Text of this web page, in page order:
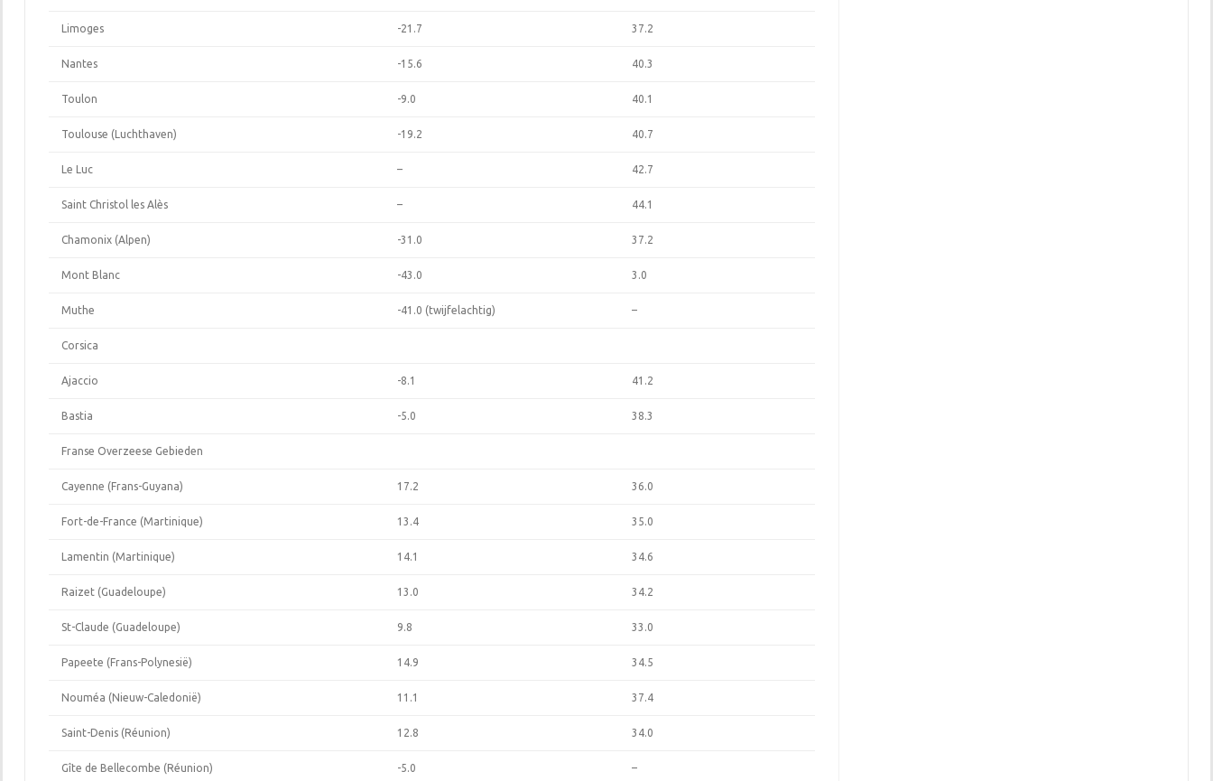
Limoges -21.7 37.2
Nantes -15.6 40.3
Toulon -9.0 40.1
Toulouse (Luchthaven) -19.2 40.7
Le Luc – 42.7
Saint Christol les Alès – 44.1
Chamonix (Alpen) -31.0 37.2
Mont Blanc -43.0 3.0
Muthe -41.0 (twijfelachtig) –
Corsica
Ajaccio -8.1 41.2
Bastia -5.0 38.3
Franse Overzeese Gebieden
Cayenne (Frans-Guyana) 17.2 36.0
Fort-de-France (Martinique) 13.4 35.0
Lamentin (Martinique) 14.1 34.6
Raizet (Guadeloupe) 13.0 34.2
St-Claude (Guadeloupe) 9.8 33.0
Papeete (Frans-Polynesië) 14.9 34.5
Nouméa (Nieuw-Caledonië) 11.1 37.4
Saint-Denis (Réunion) 12.8 34.0
Gîte de Bellecombe (Réunion) -5.0 –